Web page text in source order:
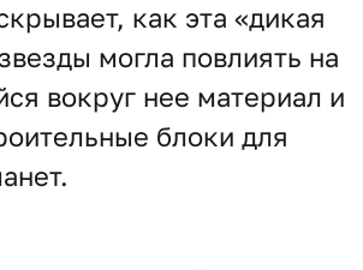
как эта «дикая
могла повлиять на
вокруг нее материал и
блоки для